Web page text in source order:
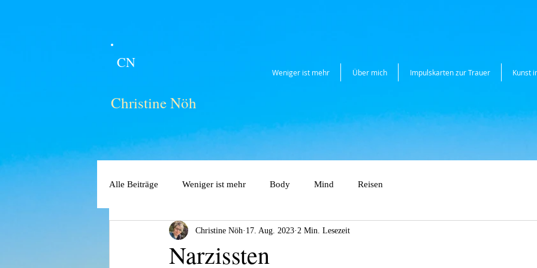
Weniger ist mehr Über mich Impulskarten zur Trauer Kunst
CN
Christine Nöh
Alle Beiträge Weniger ist mehr Body Mind Reisen
Narzissten
Christine Nöh 17. Aug. 2023 2 Min. Lesezeit